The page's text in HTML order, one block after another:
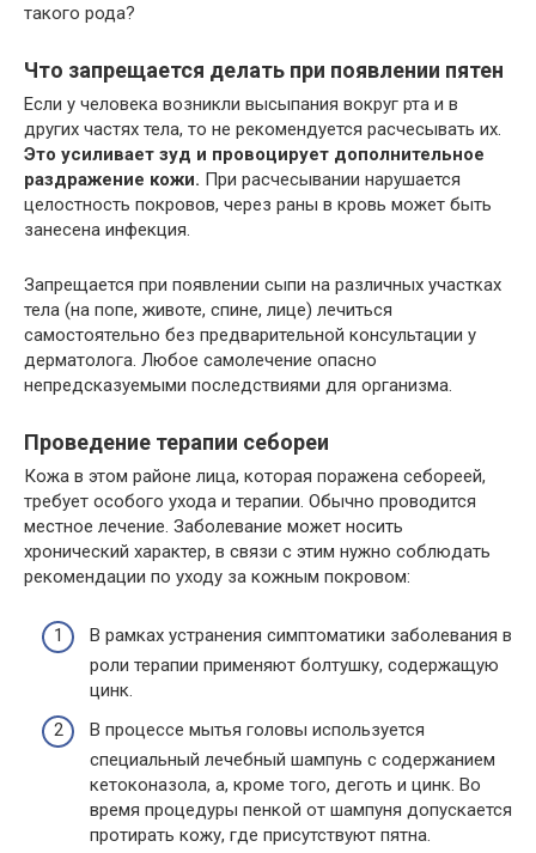
такого рода?
Что запрещается делать при появлении пятен
Если у человека возникли высыпания вокруг рта и в
других частях тела, то не рекомендуется расчесывать их.
Это усиливает зуд и провоцирует дополнительное
раздражение кожи. При расчесывании нарушается
целостность покровов, через раны в кровь может быть
занесена инфекция.
Запрещается при появлении сыпи на различных участках
тела (на попе, животе, спине, лице) лечиться
самостоятельно без предварительной консультации у
дерматолога. Любое самолечение опасно
непредсказуемыми последствиями для организма.
Проведение терапии себореи
Кожа в этом районе лица, которая поражена себореей,
требует особого ухода и терапии. Обычно проводится
местное лечение. Заболевание может носить
хронический характер, в связи с этим нужно соблюдать
рекомендации по уходу за кожным покровом:
В рамках устранения симптоматики заболевания в
роли терапии применяют болтушку, содержащую
цинк.
В процессе мытья головы используется
специальный лечебный шампунь с содержанием
кетоконазола, а, кроме того, деготь и цинк. Во
время процедуры пенкой от шампуня допускается
протирать кожу, где присутствуют пятна.